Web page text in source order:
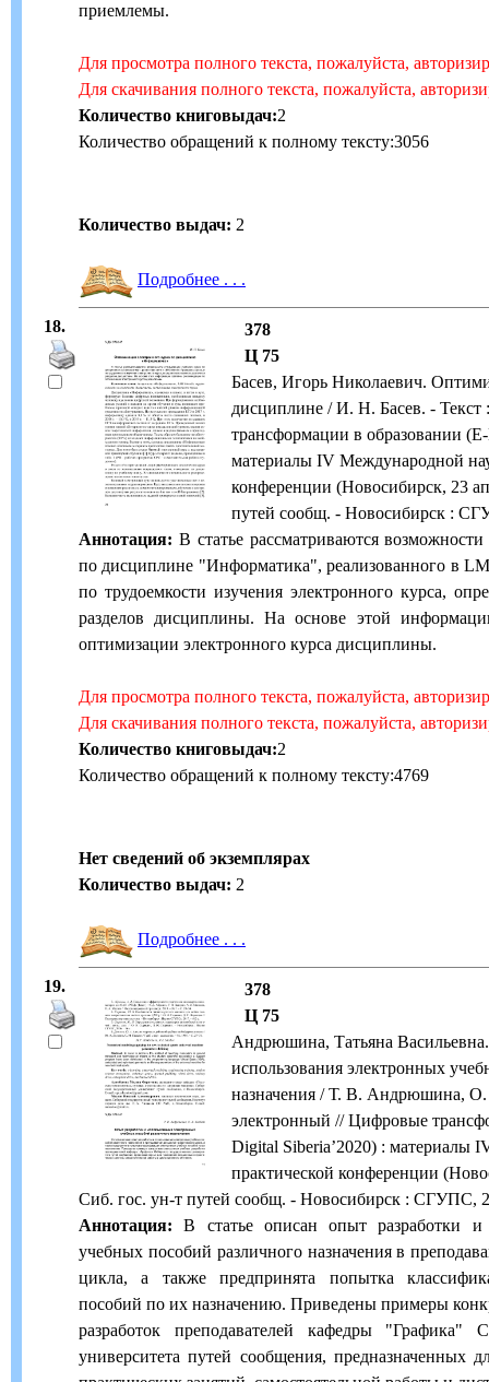
приемлемы.
Для просмотра полного текста, пожалуйста,
Для скачивания полного текста, пожалуйста,
Количество книговыдач:2
Количество обращений к полному тексту:3056
Количество выдач: 2
Подробнее . . .
18.
378
Ц 75
Басев, Игорь Николаевич.
дисциплине / И. Н. Басев. -
трансформации в образовании
материалы IV Международной
конференции (Новосибирск, 23
путей сообщ. - Новосибирск :
Аннотация: В статье рассматриваются
по дисциплине "Информатика", реализованного в
по трудоемкости изучения электронного курса,
разделов дисциплины. На основе этой
оптимизации электронного курса дисциплины.
Для просмотра полного текста, пожалуйста,
Для скачивания полного текста, пожалуйста,
Количество книговыдач:2
Количество обращений к полному тексту:4769
Нет сведений об экземплярах
Количество выдач: 2
Подробнее . . .
19.
378
Ц 75
Андрюшина, Татьяна
использования электронных
назначения / Т. В. Андрюшина, О.
электронный // Цифровые
Digital Siberia’2020) : материалы
практической конференции
Сиб. гос. ун-т путей сообщ. - Новосибирск : СГУПС,
Аннотация: В статье описан опыт разработки и
учебных пособий различного назначения в
цикла, а также предпринята попытка
пособий по их назначению. Приведены примеры
разработок преподавателей кафедры "Графика"
университета путей сообщения, предназначенных